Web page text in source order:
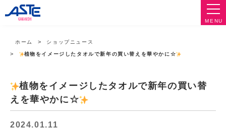
MENU
ホーム ショップニュース
植物をイメージしたタオルで新年の買い替えを華やかに☆
植物をイメージしたタオルで新年の買い替
えを華やかに☆
2024.01.11